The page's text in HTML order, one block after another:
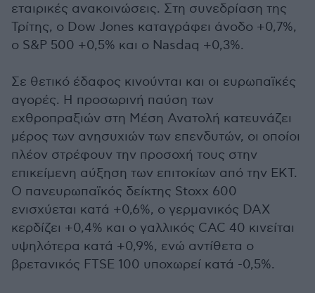
εταιρικές ανακοινώσεις. Στη συνεδρίαση της
Τρίτης, ο Dow Jones καταγράφει άνοδο +0,7%,
ο S&P 500 +0,5% και ο Nasdaq +0,3%.
Σε θετικό έδαφος κινούνται και οι ευρωπαϊκές
αγορές. Η προσωρινή παύση των
εχθροπραξιών στη Μέση Ανατολή κατευνάζει
μέρος των ανησυχιών των επενδυτών, οι οποίοι
πλέον στρέφουν την προσοχή τους στην
επικείμενη αύξηση των επιτοκίων από την ΕΚΤ.
Ο πανευρωπαϊκός δείκτης Stoxx 600
ενισχύεται κατά +0,6%, ο γερμανικός DAX
κερδίζει +0,4% και ο γαλλικός CAC 40 κινείται
υψηλότερα κατά +0,9%, ενώ αντίθετα ο
βρετανικός FTSE 100 υποχωρεί κατά -0,5%.